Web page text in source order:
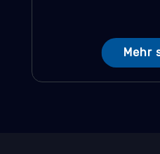
Mehr